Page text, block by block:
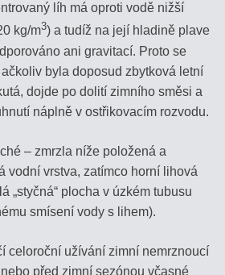
líh má oproti vodě nižší
kg/m3) a tudíž na její hladině plave
ani gravitací. Proto se
byla doposud zbytková letní
dojde po dolití zimního směsi a
náplně v ostřikovacím rozvodu.
– zmrzla níže položená a
vodní vrstva, zatímco horní lihová
„styčná“ plocha v úzkém tubusu
smísení vody s lihem).
celoroční užívání zimní nemrznoucí
před zimní sezónou včasné